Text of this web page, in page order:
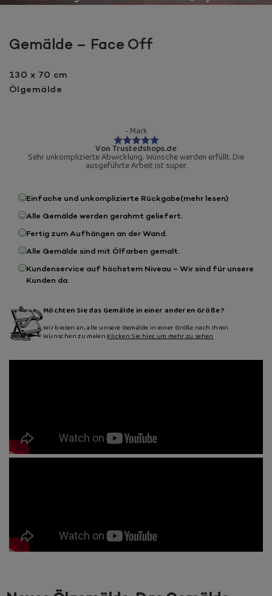
Gemälde – Face Off
130 x 70 cm
Ölgemälde
- Mark
Von Trustedshops.de
Sehr unkomplizierte Abwicklung. Wünsche werden erfüllt. Die
ausgeführte Arbeit ist super.
Einfache und unkomplizierte Rückgabe(mehr lesen)
Alle Gemälde werden gerahmt geliefert.
Fertig zum Aufhängen an der Wand.
Alle Gemälde sind mit Ölfarben gemalt.
Kundenservice auf höchstem Niveau – Wir sind für unsere
Kunden da.
Möchten Sie das Gemälde in einer anderen Größe?
Wir bieten an, alle unsere Gemälde in einer Größe nach Ihren
Wünschen zu malen.Klicken Sie hier, um mehr zu sehen